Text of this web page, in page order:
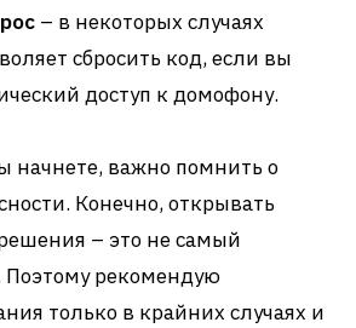
– в некоторых случаях
сбросить код, если вы
доступ к домофону.
начнете, важно помнить о
Конечно, открывать
– это не самый
Поэтому рекомендую
только в крайних случаях и